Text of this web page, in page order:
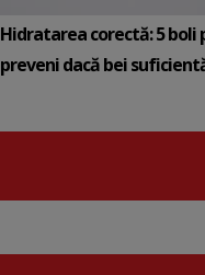
Hidratarea corectă: 5 boli
preveni dacă bei